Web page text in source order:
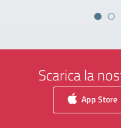
Scarica la
App Store